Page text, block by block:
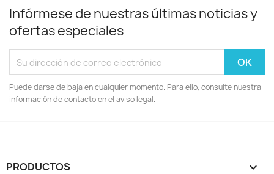
Infórmese de nuestras últimas noticias y
ofertas especiales
Puede darse de baja en cualquier momento. Para ello, consulte nuestra
información de contacto en el aviso legal.
PRODUCTOS 